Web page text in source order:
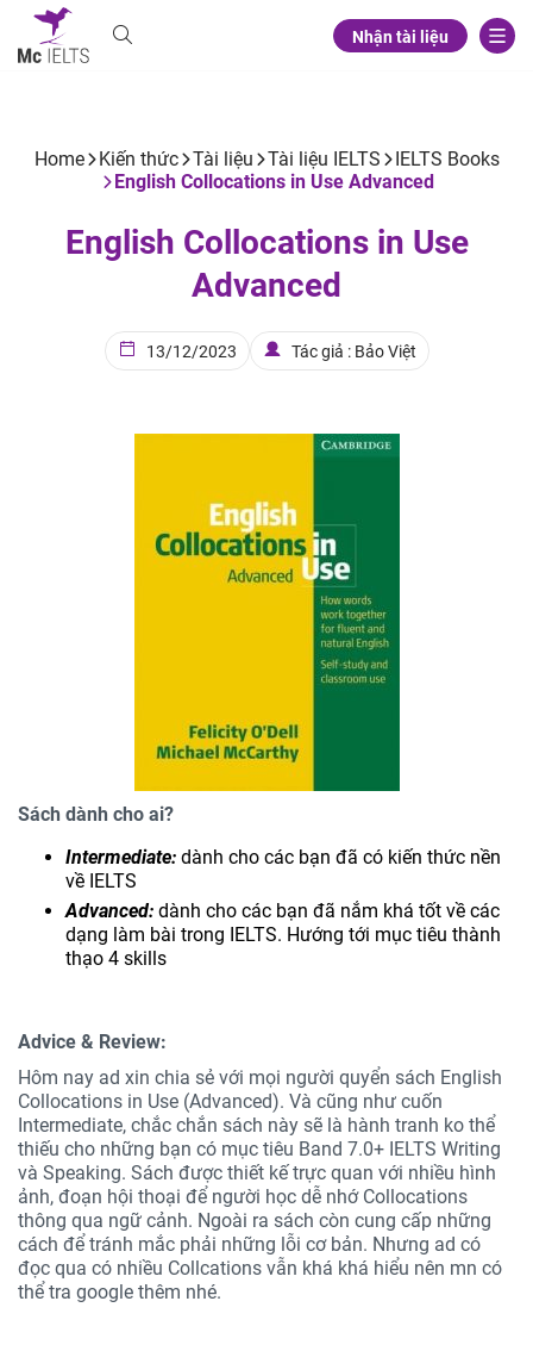
Nhận tài liệu
Home Kiến thức Tài liệu Tài liệu IELTS
IELTS Books
English Collocations in Use Advanced
English Collocations in Use
Advanced
13/12/2023 Tác giả : Bảo Việt
Sách dành cho ai?
Intermediate: dành cho các bạn đã có kiến thức nền
về IELTS
Advanced: dành cho các bạn đã nắm khá tốt về các
dạng làm bài trong IELTS. Hướng tới mục tiêu thành
thạo 4 skills
Advice & Review:
Hôm nay ad xin chia sẻ với mọi người quyển sách English
Collocations in Use (Advanced). Và cũng như cuốn
Intermediate, chắc chắn sách này sẽ là hành tranh ko thể
thiếu cho những bạn có mục tiêu Band 7.0+ IELTS Writing
và Speaking. Sách được thiết kế trực quan với nhiều hình
ảnh, đoạn hội thoại để người học dễ nhớ Collocations
thông qua ngữ cảnh. Ngoài ra sách còn cung cấp những
cách để tránh mắc phải những lỗi cơ bản. Nhưng ad có
đọc qua có nhiều Collcations vẫn khá khá hiểu nên mn có
thể tra google thêm nhé.